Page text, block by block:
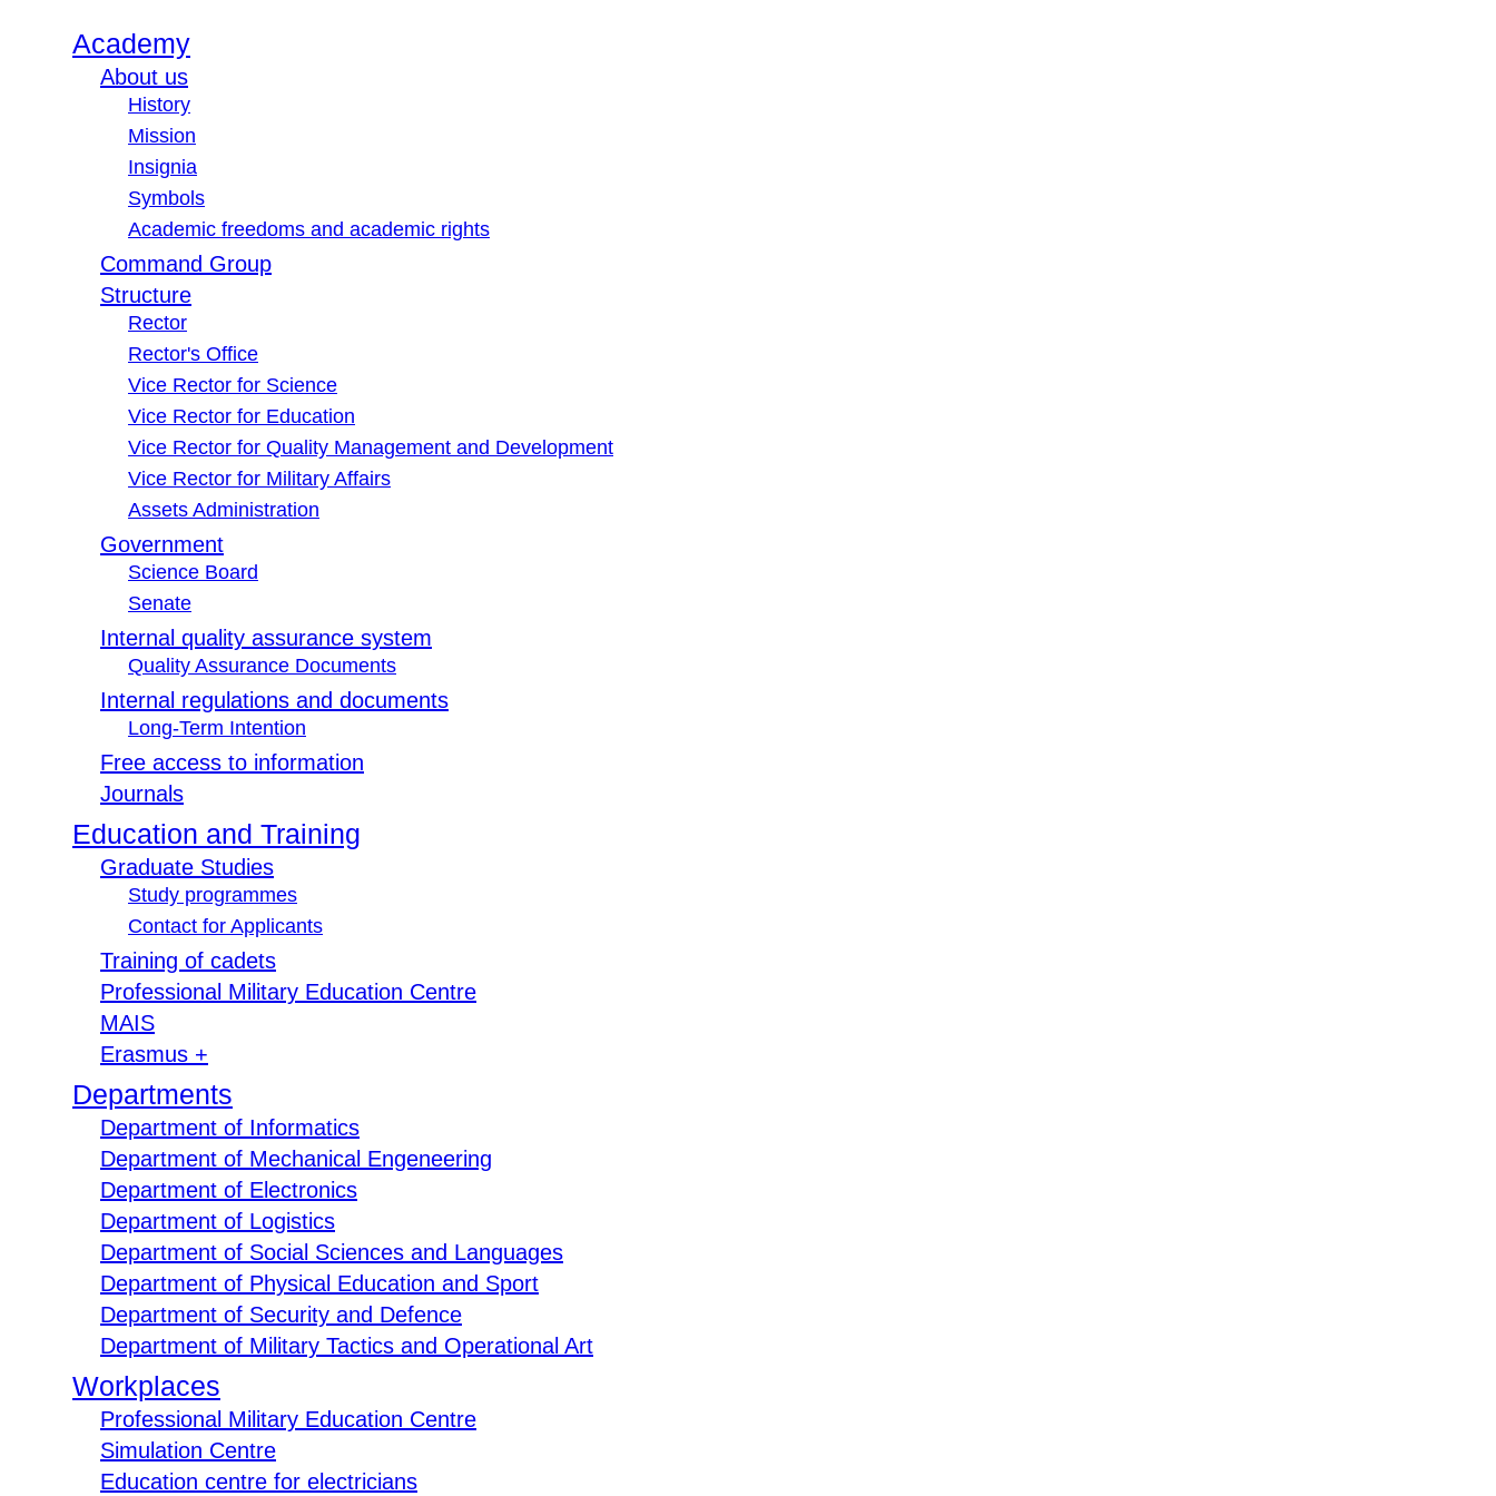
Academy
About us
History
Mission
Insignia
Symbols
Academic freedoms and academic rights
Command Group
Structure
Rector
Rector's Office
Vice Rector for Science
Vice Rector for Education
Vice Rector for Quality Management and Development
Vice Rector for Military Affairs
Assets Administration
Government
Science Board
Senate
Internal quality assurance system
Quality Assurance Documents
Internal regulations and documents
Long-Term Intention
Free access to information
Journals
Education and Training
Graduate Studies
Study programmes
Contact for Applicants
Training of cadets
Professional Military Education Centre
MAIS
Erasmus +
Departments
Department of Informatics
Department of Mechanical Engeneering
Department of Electronics
Department of Logistics
Department of Social Sciences and Languages
Department of Physical Education and Sport
Department of Security and Defence
Department of Military Tactics and Operational Art
Workplaces
Professional Military Education Centre
Simulation Centre
Education centre for electricians